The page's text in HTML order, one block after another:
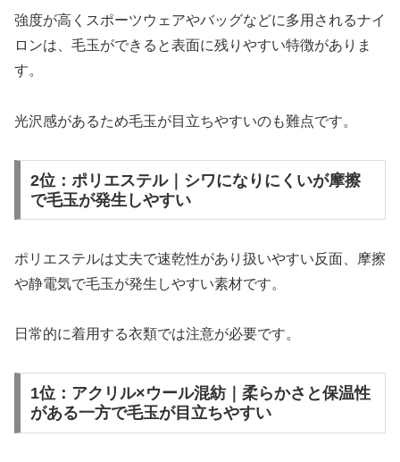
強度が高くスポーツウェアやバッグなどに多用されるナイ
ロンは、毛玉ができると表面に残りやすい特徴がありま
す。
光沢感があるため毛玉が目立ちやすいのも難点です。
2位：ポリエステル｜シワになりにくいが摩擦
で毛玉が発生しやすい
ポリエステルは丈夫で速乾性があり扱いやすい反面、摩擦
や静電気で毛玉が発生しやすい素材です。
日常的に着用する衣類では注意が必要です。
1位：アクリル×ウール混紡｜柔らかさと保温性
がある一方で毛玉が目立ちやすい